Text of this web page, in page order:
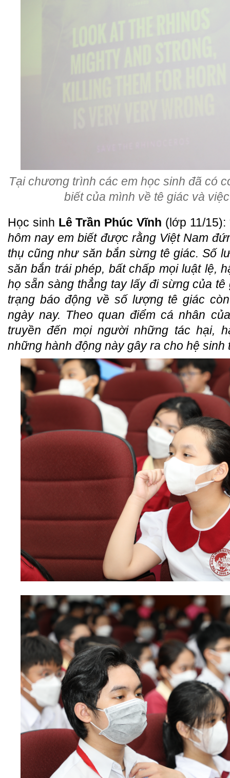
Tại chương trình các em học sinh đã có
biết của mình về tê giác và
Học sinh Lê Trần Phúc Vĩnh (lớp 11/15):
hôm nay em biết được rằng Việt Nam
thụ cũng như săn bắn sừng tê giác. Số
săn bắn trái phép, bất chấp mọi luật lệ,
họ sẵn sàng thẳng tay lấy đi sừng của
trạng báo động về số lượng tê giác
ngày nay. Theo quan điểm cá nhân
truyền đến mọi người những tác hại,
những hành động này gây ra cho hệ sinh